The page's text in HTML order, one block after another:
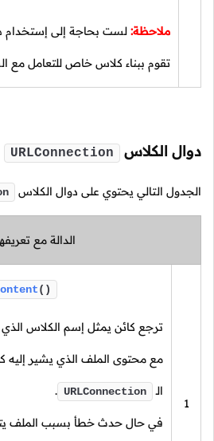
ملاحظة: لست بحاجة إلى إستخدام
تقوم ببناء كلاس خاص للتعامل مع
دوال الكلاس URLConnection
الجدول التالي يحتوي على دوال الكلاس
الدالة مع
1
()
ترجع كائن يمثل إسم الكلاس
مع محتوى الملف الذي يشير إليه
الـ URLConnection
.
في حال حدث خطأ بسبب الملف يتم